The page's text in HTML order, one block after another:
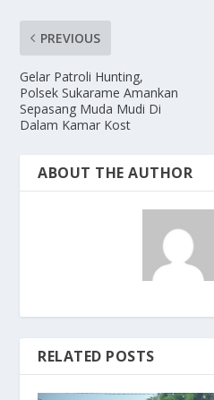
PREVIOUS
Gelar Patroli Hunting,
Polsek Sukarame Amankan
Sepasang Muda Mudi Di
Dalam Kamar Kost
ABOUT THE AUTHOR
RELATED POSTS